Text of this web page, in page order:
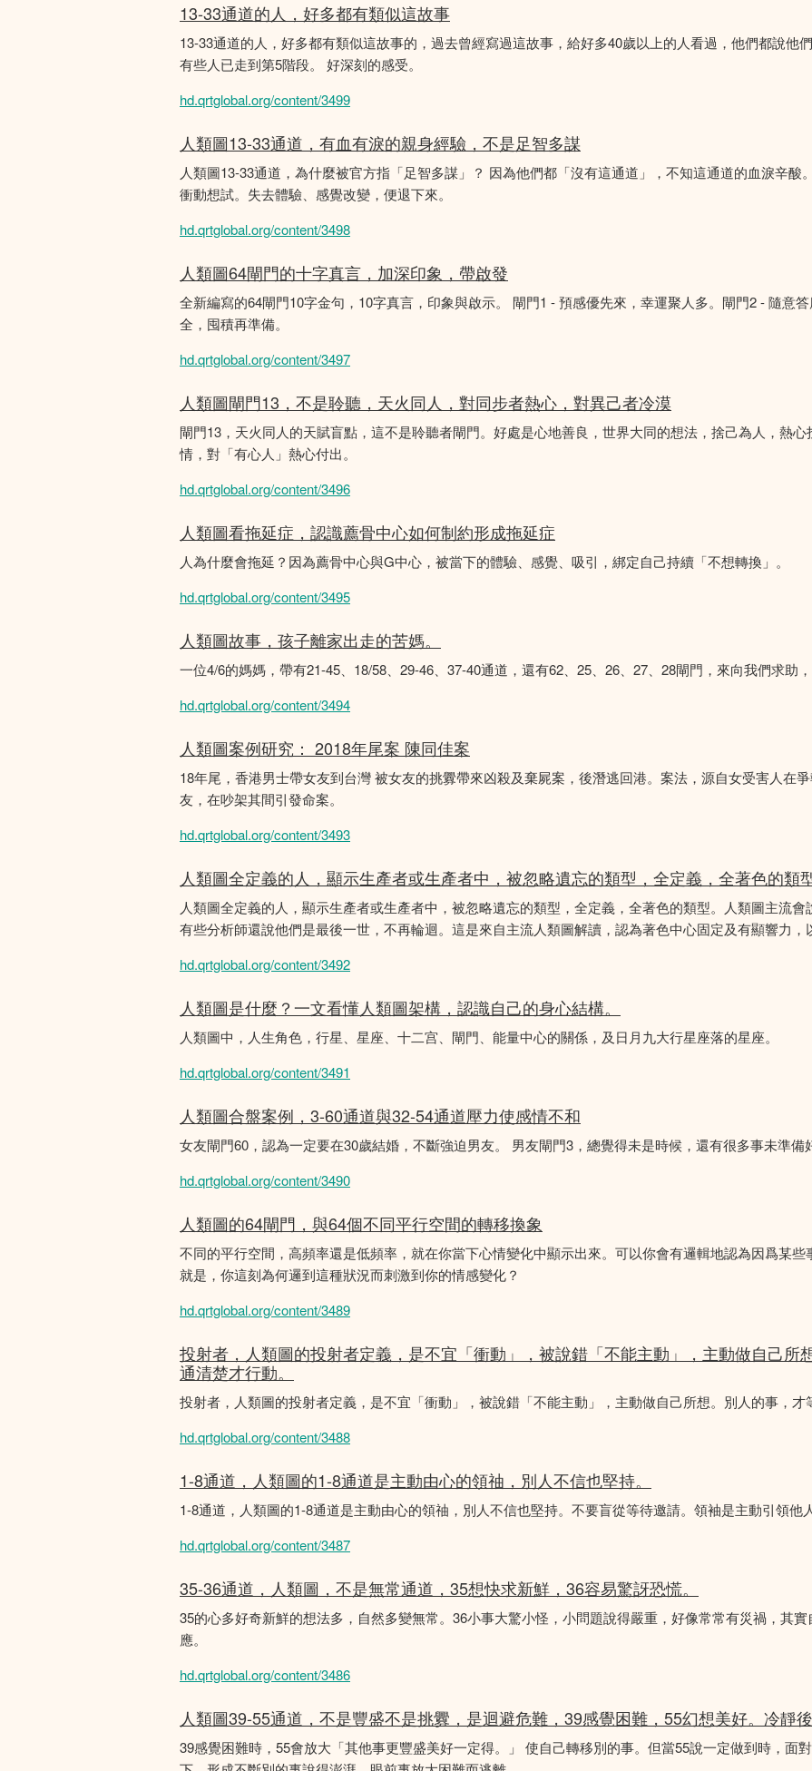
13-33通道的人，好多都有類似這故事
13-33通道的人，好多都有類似這故事的，過去曾經寫過這故事，給好多40歲以上的人看過，他們都說他
有些人已走到第5階段。 好深刻的感受。
hd.qrtglobal.org/content/3499
人類圖13-33通道，有血有淚的親身經驗，不是足智多謀
人類圖13-33通道，為什麼被官方指「足智多謀」？ 因為他們都「沒有這通道」，不知這通道的血淚辛酸
衝動想試。失去體驗、感覺改變，便退下來。
hd.qrtglobal.org/content/3498
人類圖64閘門的十字真言，加深印象，帶啟發
全新編寫的64閘門10字金句，10字真言，印象與啟示。 閘門1 - 預感優先來，幸運聚人多。閘門2 - 隨意
全，囤積再準備。
hd.qrtglobal.org/content/3497
人類圖閘門13，不是聆聽，天火同人，對同步者熱心，對異己者冷漠
閘門13，天火同人的天賦盲點，這不是聆聽者閘門。好處是心地善良，世界大同的想法，捨己為人，熱
情，對「有心人」熱心付出。
hd.qrtglobal.org/content/3496
人類圖看拖延症，認識薦骨中心如何制約形成拖延症
人為什麼會拖延？因為薦骨中心與G中心，被當下的體驗、感覺、吸引，綁定自己持續「不想轉換」。
hd.qrtglobal.org/content/3495
人類圖故事，孩子離家出走的苦媽。
一位4/6的媽媽，帶有21-45、18/58、29-46、37-40通道，還有62、25、26、27、28閘門，來向我們求助
hd.qrtglobal.org/content/3494
人類圖案例研究： 2018年尾案 陳同佳案
18年尾，香港男士帶女友到台灣 被女友的挑釁帶來凶殺及棄屍案，後潛逃回港。案法，源自女受害人在
友，在吵架其間引發命案。
hd.qrtglobal.org/content/3493
人類圖全定義的人，顯示生產者或生產者中，被忽略遺忘的類型，全定義，全著色的類型
人類圖全定義的人，顯示生產者或生產者中，被忽略遺忘的類型，全定義，全著色的類型。人類圖主流會
有些分析師還說他們是最後一世，不再輪迴。這是來自主流人類圖解讀，認為著色中心固定及有顯響力，
hd.qrtglobal.org/content/3492
人類圖是什麼？一文看懂人類圖架構，認識自己的身心結構。
人類圖中，人生角色，行星、星座、十二宫、閘門、能量中心的關係，及日月九大行星座落的星座。
hd.qrtglobal.org/content/3491
人類圖合盤案例，3-60通道與32-54通道壓力使感情不和
女友閘門60，認為一定要在30歲結婚，不斷強迫男友。 男友閘門3，總覺得未是時候，還有很多事未準備
hd.qrtglobal.org/content/3490
人類圖的64閘門，與64個不同平行空間的轉移換象
不同的平行空間，高頻率還是低頻率，就在你當下心情變化中顯示出來。可以你會有邏輯地認為因爲某
就是，你這刻為何邏到這種狀況而刺激到你的情感變化？
hd.qrtglobal.org/content/3489
投射者，人類圖的投射者定義，是不宜「衝動」，被說錯「不能主動」，主動做自己所
通清楚才行動。
投射者，人類圖的投射者定義，是不宜「衝動」，被說錯「不能主動」，主動做自己所想。別人的事，才
hd.qrtglobal.org/content/3488
1-8通道，人類圖的1-8通道是主動由心的領䄂，別人不信也堅持。
1-8通道，人類圖的1-8通道是主動由心的領䄂，別人不信也堅持。不要盲從等待邀請。領袖是主動引領他人
hd.qrtglobal.org/content/3487
35-36通道，人類圖，不是無常通道，35想快求新鮮，36容易驚訝恐慌。
35的心多好奇新鮮的想法多，自然多變無常。36小事大驚小怪，小問題說得嚴重，好像常常有災禍，其
應。
hd.qrtglobal.org/content/3486
人類圖39-55通道，不是豐盛不是挑釁，是迴避危難，39感覺困難，55幻想美好。冷靜後
39感覺困難時，55會放大「其他事更豐盛美好一定得。」 使自己轉移別的事。但當55說一定做到時，面